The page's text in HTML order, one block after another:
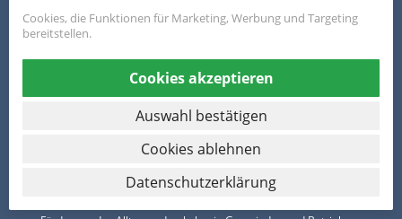
Mobil ans Ziel
Die FahrRad Beratung ist ein Programm von Land OÖ und Klimabündnis
Cookies, die Funktionen für Marketing, Werbung und Targeting
bereitstellen.
Cookies akzeptieren
Auswahl bestätigen
Cookies ablehnen
Datenschutzerklärung